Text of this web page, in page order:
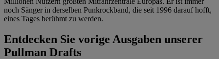
noch Sänger in derselben Punkrockband, die seit 1996 darauf hofft,
eines Tages berühmt zu werden.
Entdecken Sie vorige Ausgaben unserer
Pullman Drafts